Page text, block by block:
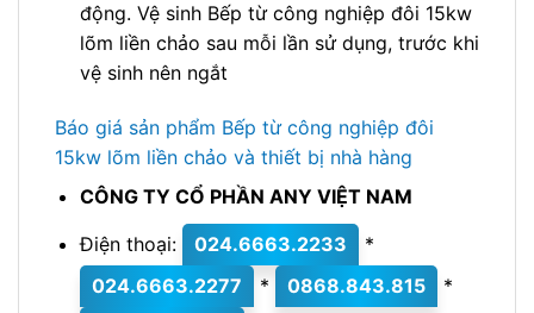
động. Vệ sinh Bếp từ công nghiệp đôi 15kw
lõm liền chảo sau mỗi lần sử dụng, trước khi
vệ sinh nên ngắt
Báo giá sản phẩm Bếp từ công nghiệp đôi
15kw lõm liền chảo và thiết bị nhà hàng
CÔNG TY CỔ PHẦN ANY VIỆT NAM
Điện thoại:
024.6663.2233
*
024.6663.2277
* 0868.843.815
*